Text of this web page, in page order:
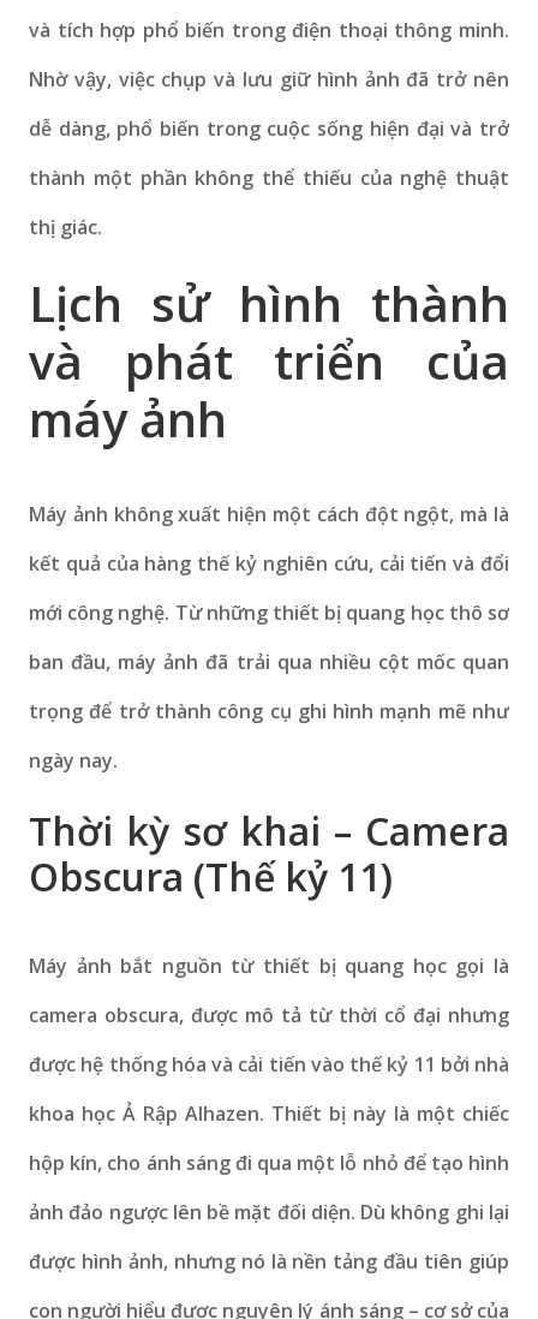
và tích hợp phổ biến trong điện thoại thông minh.
Nhờ vậy, việc chụp và lưu giữ hình ảnh đã trở nên
dễ dàng, phổ biến trong cuộc sống hiện đại và trở
thành một phần không thể thiếu của nghệ thuật
thị giác.
Lịch sử hình thành
và phát triển của
máy ảnh
Máy ảnh không xuất hiện một cách đột ngột, mà là
kết quả của hàng thế kỷ nghiên cứu, cải tiến và đổi
mới công nghệ. Từ những thiết bị quang học thô sơ
ban đầu, máy ảnh đã trải qua nhiều cột mốc quan
trọng để trở thành công cụ ghi hình mạnh mẽ như
ngày nay.
Thời kỳ sơ khai – Camera
Obscura (Thế kỷ 11)
Máy ảnh bắt nguồn từ thiết bị quang học gọi là
camera obscura, được mô tả từ thời cổ đại nhưng
được hệ thống hóa và cải tiến vào thế kỷ 11 bởi nhà
khoa học Ả Rập Alhazen. Thiết bị này là một chiếc
hộp kín, cho ánh sáng đi qua một lỗ nhỏ để tạo hình
ảnh đảo ngược lên bề mặt đối diện. Dù không ghi lại
được hình ảnh, nhưng nó là nền tảng đầu tiên giúp
con người hiểu được nguyên lý ánh sáng – cơ sở của